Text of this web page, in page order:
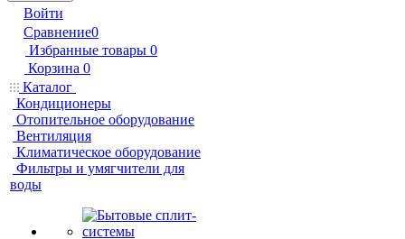
Войти
Сравнение0
Избранные товары 0
Корзина 0
Каталог
Кондиционеры
Отопительное оборудование
Вентиляция
Климатическое оборудование
Фильтры и умягчители для
воды